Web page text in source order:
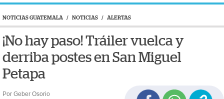
NOTICIAS GUATEMALA / NOTICIAS / ALERTAS
¡No hay paso! Tráiler vuelca y
derriba postes en San Miguel
Petapa
Por Geber Osorio